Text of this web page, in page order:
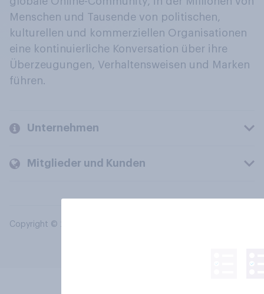
Menschen und Tausende von politischen,
kulturellen und kommerziellen Organisationen
eine kontinuierliche Konversation über ihre
Überzeugungen, Verhaltensweisen und Marken
führen.
Unternehmen
Mitglieder und Kunden
Copyright © 2026 YouGov PLC. Alle Rechte vorbehalten.